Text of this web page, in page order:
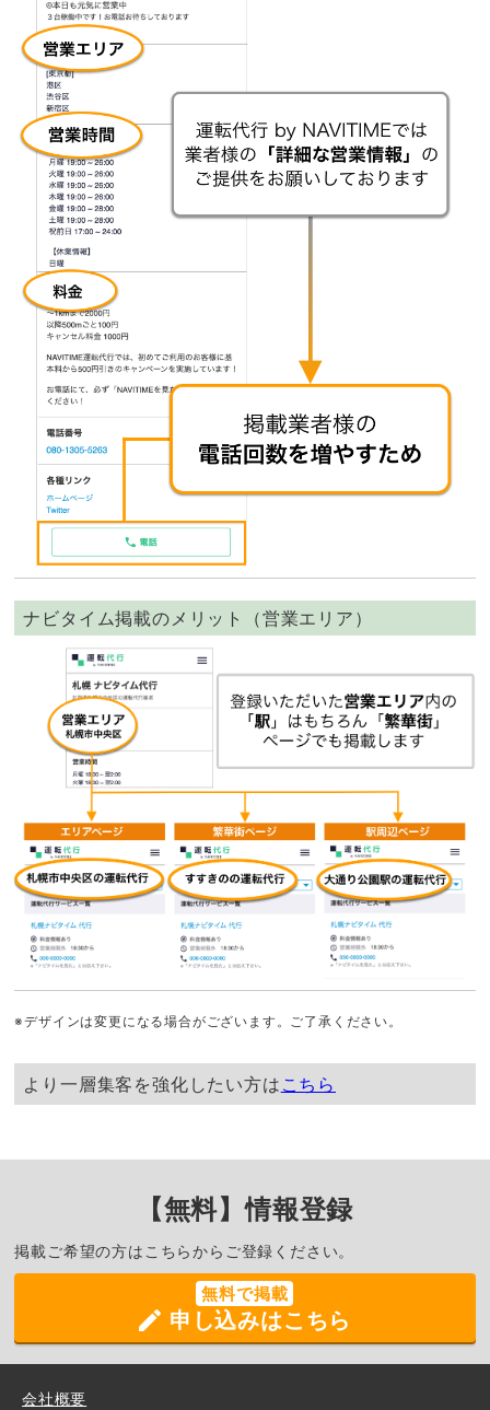
ナビタイム掲載のメリット（営業エリア）
※デザインは変更になる場合がございます。ご了承ください。
より一層集客を強化したい方は こちら
【無料】情報登録
掲載ご希望の方はこちらからご登録ください。
無料で掲載
申し込みはこちら
会社概要